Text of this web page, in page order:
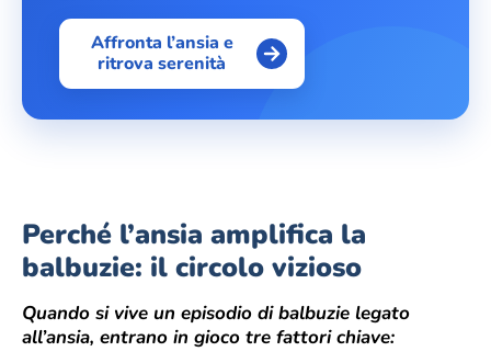
Affronta l’ansia e
ritrova serenità
Perché l’ansia amplifica la
balbuzie: il circolo vizioso
Quando si vive un episodio di balbuzie legato
all’ansia, entrano in gioco tre fattori chiave: